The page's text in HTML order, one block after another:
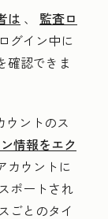
は 、 監査ロ
グイン中に
確認できま
ウントのス
情報をエク
カウントに
ポートされ
ごとのタイ